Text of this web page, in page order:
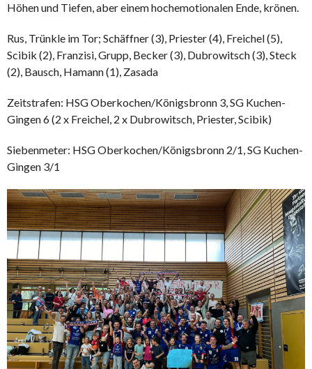
Höhen und Tiefen, aber einem hochemotionalen Ende, krönen.
Rus, Trünkle im Tor; Schäffner (3), Priester (4), Freichel (5),
Scibik (2), Franzisi, Grupp, Becker (3), Dubrowitsch (3), Steck
(2), Bausch, Hamann (1), Zasada
Zeitstrafen: HSG Oberkochen/Königsbronn 3, SG Kuchen-
Gingen 6 (2 x Freichel, 2 x Dubrowitsch, Priester, Scibik)
Siebenmeter: HSG Oberkochen/Königsbronn 2/1, SG Kuchen-
Gingen 3/1